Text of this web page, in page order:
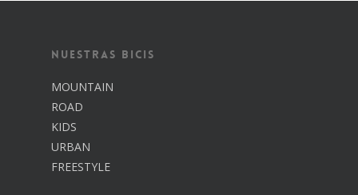
Nuestras Bicis
MOUNTAIN
ROAD
KIDS
URBAN
FREESTYLE